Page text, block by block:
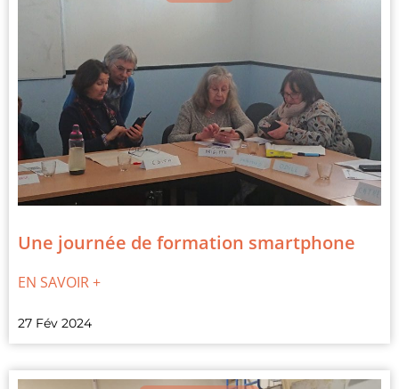
Une journée de formation smartphone
EN SAVOIR +
27 Fév 2024